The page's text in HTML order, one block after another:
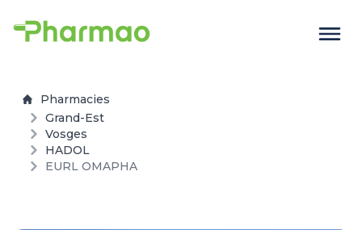
Pharmacies
Grand-Est
Vosges
HADOL
EURL OMAPHA